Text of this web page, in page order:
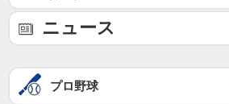
ニュース
プロ野球